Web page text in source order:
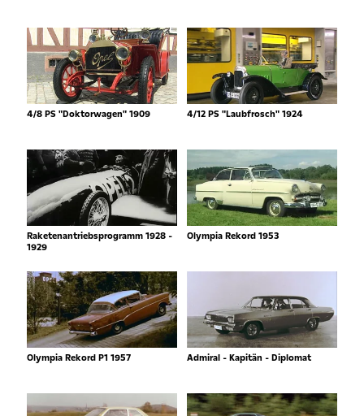
4/8 PS "Doktorwagen" 1909 4/12 PS "Laubfrosch" 1924
Raketenantriebsprogramm 1928 -
1929
Olympia Rekord 1953
Olympia Rekord P1 1957 Admiral - Kapitän - Diplomat